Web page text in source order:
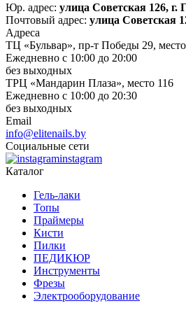
Юр. адрес: улица Советская 126, г.
Почтовый адрес: улица Советская
Адреса
ТЦ «Бульвар», пр-т Победы 29,
Ежедневно с 10:00 до 20:00
без выходных
ТРЦ «Мандарин Плаза», место 116
Ежедневно с 10:00 до 20:30
без выходных
Email
info@elitenails.by
Социальные сети
instagram
Каталог
Гель-лаки
Топы
Праймеры
Кисти
Пилки
ПЕДИКЮР
Инструменты
Фрезы
Электрооборудование